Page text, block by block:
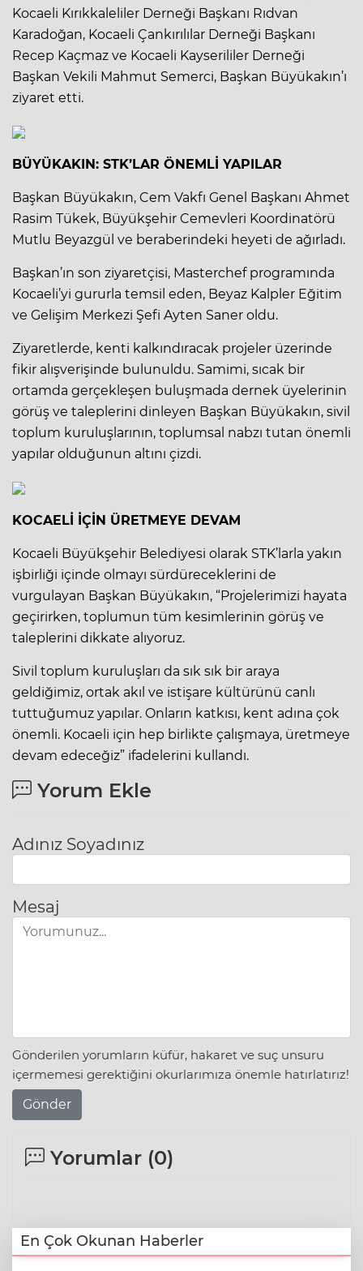
Kocaeli Kırıkkaleliler Derneği Başkanı Rıdvan
Karadoğan, Kocaeli Çankırılılar Derneği Başkanı
Recep Kaçmaz ve Kocaeli Kayserililer Derneği
Başkan Vekili Mahmut Semerci, Başkan Büyükakın’ı
ziyaret etti.
BÜYÜKAKIN: STK’LAR ÖNEMLİ YAPILAR
Başkan Büyükakın, Cem Vakfı Genel Başkanı Ahmet
Rasim Tükek, Büyükşehir Cemevleri Koordinatörü
Mutlu Beyazgül ve beraberindeki heyeti de ağırladı.
Başkan’ın son ziyaretçisi, Masterchef programında
Kocaeli’yi gururla temsil eden, Beyaz Kalpler Eğitim
ve Gelişim Merkezi Şefi Ayten Saner oldu.
Ziyaretlerde, kenti kalkındıracak projeler üzerinde
fikir alışverişinde bulunuldu. Samimi, sıcak bir
ortamda gerçekleşen buluşmada dernek üyelerinin
görüş ve taleplerini dinleyen Başkan Büyükakın, sivil
toplum kuruluşlarının, toplumsal nabzı tutan önemli
yapılar olduğunun altını çizdi.
KOCAELİ İÇİN ÜRETMEYE DEVAM
Kocaeli Büyükşehir Belediyesi olarak STK’larla yakın
işbirliği içinde olmayı sürdüreceklerini de
vurgulayan Başkan Büyükakın, “Projelerimizi hayata
geçirirken, toplumun tüm kesimlerinin görüş ve
taleplerini dikkate alıyoruz.
Sivil toplum kuruluşları da sık sık bir araya
geldiğimiz, ortak akıl ve istişare kültürünü canlı
tuttuğumuz yapılar. Onların katkısı, kent adına çok
önemli. Kocaeli için hep birlikte çalışmaya, üretmeye
devam edeceğiz” ifadelerini kullandı.
Yorum Ekle
Adınız Soyadınız
Mesaj
Gönderilen yorumların küfür, hakaret ve suç unsuru
içermemesi gerektiğini okurlarımıza önemle hatırlatırız!
Gönder
Yorumlar (0)
En Çok Okunan Haberler